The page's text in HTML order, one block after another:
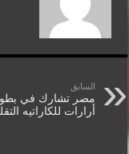
السابق
مصر تشارك في
أرارات للكاراتيه